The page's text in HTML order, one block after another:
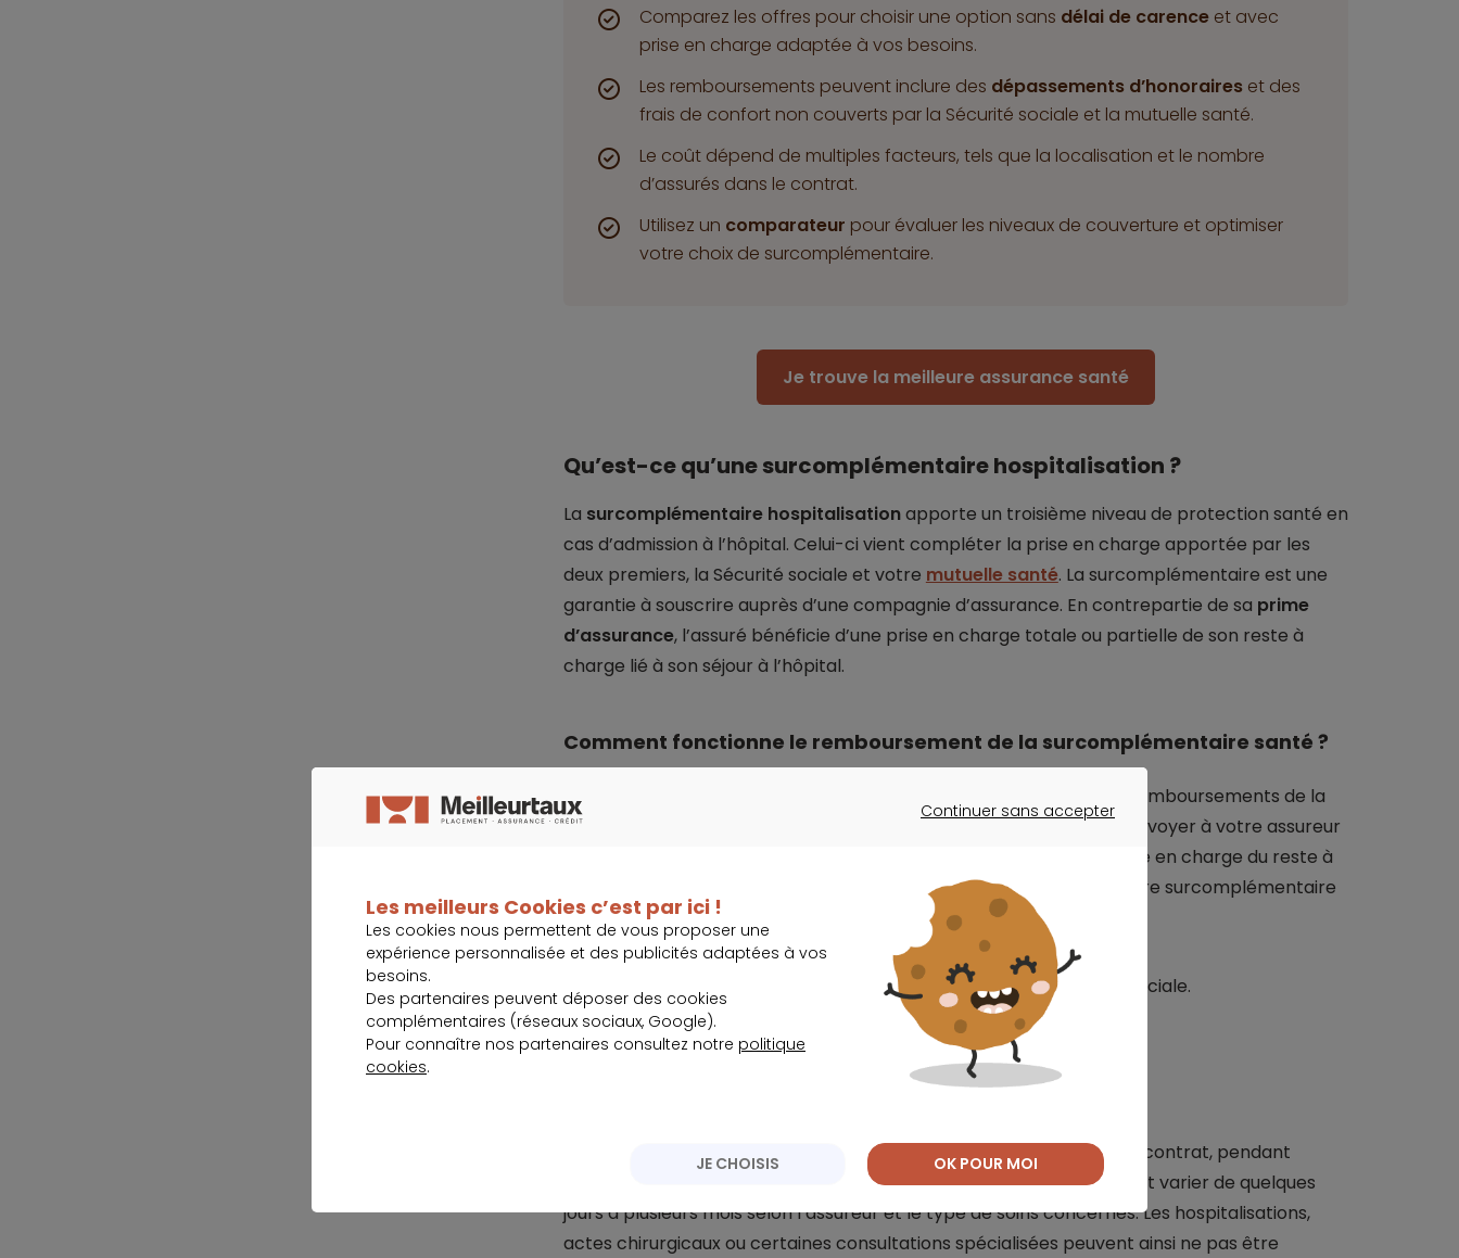
Comparez les offres pour choisir une option sans délai de carenceet avec
prise en charge adaptée à vos besoins.
Les remboursements peuvent inclure des dépassements d’honoraireset des
frais de confort non couverts par la Sécurité sociale et la mutuelle santé.
Le coût dépend de multiples facteurs, tels que la localisation et le nombre
d’assurés dans le contrat.
Utilisez un comparateur pour évaluer les niveaux de couverture et optimiser
votre choix de surcomplémentaire.
Je trouve la meilleure assurance santé
Qu’est-ce qu’une surcomplémentaire hospitalisation ?
La surcomplémentaire hospitalisationapporte un troisième niveau de protection santé en
cas d’admission à l’hôpital. Celui-ci vient compléter la prise en charge apportée par les
deux premiers, la Sécurité sociale et votre mutuelle santé. La surcomplémentaire est une
garantie à souscrire auprès d’une compagnie d’assurance. En contrepartie de sa prime
d’assurance, l’assuré bénéficie d’une prise en charge totale ou partielle de son reste à
charge lié à son séjour à l’hôpital.
Comment fonctionne le remboursement de la surcomplémentaire santé ?
La
, ou surmutuelle, intervient après les remboursements de la
sécurité sociale et de votre complémentaire santé. Il vous suffit d’envoyer à votre assureur
les pièces justificatives de ces remboursements pour obtenir la prise en charge du reste à
payer prévu par votre contrat. Le niveau de remboursement de votre surcomplémentaire
peut y être présenté de deux manières :
En pourcentage de la base de remboursement de la sécurité sociale.
En forfait exprimé par un montant en euros.
délai de carencecorrespond à une période initiale, définie par le contrat, pendant
laquelle certaines garanties ne sont pas activées. Cette période peut varier de quelques
jours à plusieurs mois selon l’assureur et le type de soins concernés. Les hospitalisations,
actes chirurgicaux ou certaines consultations spécialisées peuvent ainsi ne pas être
Continuer sans accepter
Les meilleurs Cookies c’est par ici !
Les cookies nous permettent de vous proposer une
expérience personnalisée et des publicités adaptées à vos
besoins.
Des partenaires peuvent déposer des cookies
complémentaires (réseaux sociaux, Google).
Pour connaître nos partenaires consultez notre politique
cookies.
JE CHOISIS OK POUR MOI